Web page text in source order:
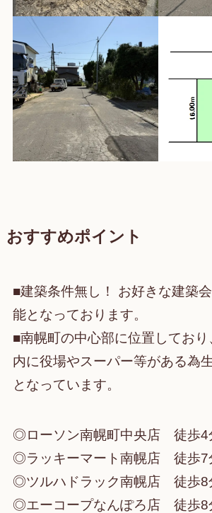
おすすめポイント
■建築条件無し！ お好きな建築
能となっております。
■南幌町の中心部に位置しており
内に役場やスーパー等がある為
となっています。
◎ローソン南幌町中央店 徒歩4
◎ラッキーマート南幌店 徒歩7
◎ツルハドラック南幌店 徒歩8
◎エーコープなんぽろ店 徒歩8